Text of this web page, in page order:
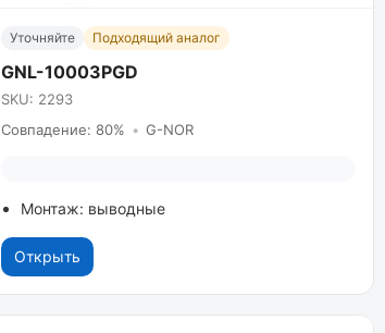
Уточняйте Подходящий аналог
GNL-10003PGD
SKU: 2293
Совпадение: 80% • G-NOR
Монтаж: выводные
Открыть